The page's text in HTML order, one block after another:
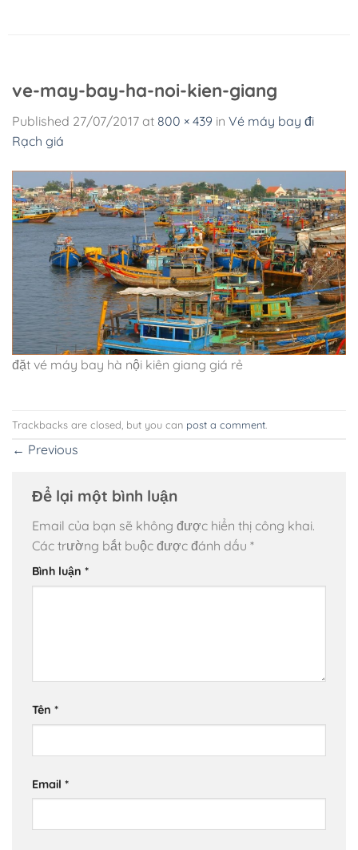
ve-may-bay-ha-noi-kien-giang
Published 27/07/2017 at 800 × 439 in Vé máy bay đi
Rạch giá
đặt vé máy bay hà nội kiên giang giá rẻ
Trackbacks are closed, but you can post a comment
← Previous
Để lại một bình luận
Email của bạn sẽ không được hiển thị công khai.
Các trường bắt buộc được đánh dấu *
Bình luận *
Tên *
Email *